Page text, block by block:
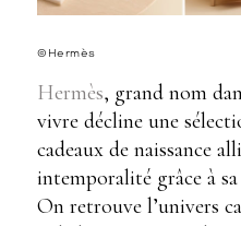
©Hermès
Hermès, grand nom
vivre décline une
cadeaux de naissance
intemporalité grâce à
On retrouve l’univers